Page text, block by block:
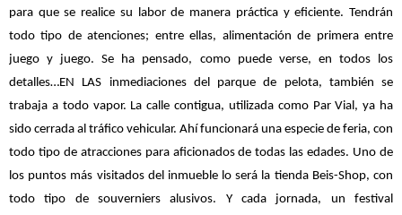
para que se realice su labor de manera práctica y eficiente. Tendrán
todo tipo de atenciones; entre ellas, alimentación de primera entre
juego y juego. Se ha pensado, como puede verse, en todos los
detalles…EN LAS inmediaciones del parque de pelota, también se
trabaja a todo vapor. La calle contigua, utilizada como Par Vial, ya ha
sido cerrada al tráfico vehicular. Ahí funcionará una especie de feria, con
todo tipo de atracciones para aficionados de todas las edades. Uno de
los puntos más visitados del inmueble lo será la tienda Beis-Shop, con
todo tipo de souverniers alusivos. Y cada jornada, un festival